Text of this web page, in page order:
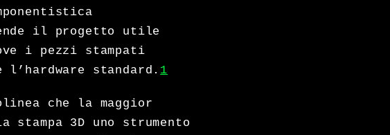
il progetto utile
i pezzi stampati
standard. 1
che la maggior
3D uno strumento